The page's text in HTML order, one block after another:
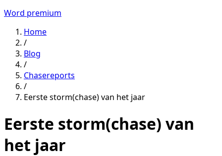
Word premium
Home
/
Blog
/
Chasereports
/
Eerste storm(chase) van het jaar
Eerste storm(chase) van
het jaar